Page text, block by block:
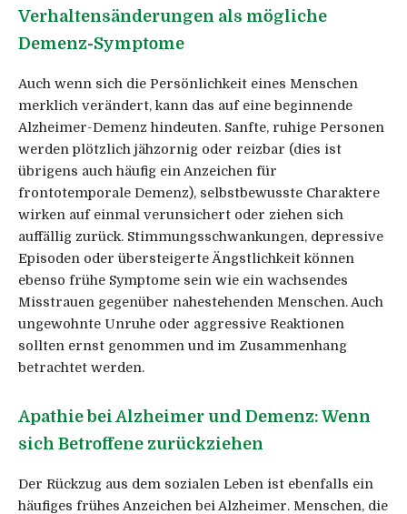
Verhaltensänderungen als mögliche
Demenz-Symptome
Auch wenn sich die Persönlichkeit eines Menschen
merklich verändert, kann das auf eine beginnende
Alzheimer-Demenz hindeuten. Sanfte, ruhige Personen
werden plötzlich jähzornig oder reizbar (dies ist
übrigens auch häufig ein Anzeichen für
frontotemporale Demenz), selbstbewusste Charaktere
wirken auf einmal verunsichert oder ziehen sich
auffällig zurück. Stimmungsschwankungen, depressive
Episoden oder übersteigerte Ängstlichkeit können
ebenso frühe Symptome sein wie ein wachsendes
Misstrauen gegenüber nahestehenden Menschen. Auch
ungewohnte Unruhe oder aggressive Reaktionen
sollten ernst genommen und im Zusammenhang
betrachtet werden.
Apathie bei Alzheimer und Demenz: Wenn
sich Betroffene zurückziehen
Der Rückzug aus dem sozialen Leben ist ebenfalls ein
häufiges frühes Anzeichen bei Alzheimer. Menschen, die